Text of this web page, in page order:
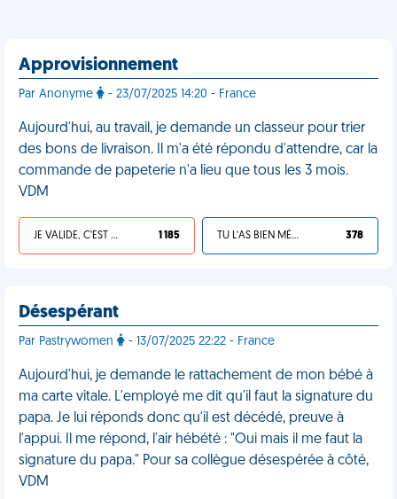
Approvisionnement
Par Anonyme - 23/07/2025 14:20 - France
Aujourd'hui, au travail, je demande un classeur pour trier
des bons de livraison. Il m'a été répondu d'attendre, car la
commande de papeterie n'a lieu que tous les 3 mois.
VDM
JE VALIDE, C'EST UNE VDM 1 185 TU L'AS BIEN MÉRITÉ 378
Désespérant
Par Pastrywomen - 13/07/2025 22:22 - France
Aujourd'hui, je demande le rattachement de mon bébé à
ma carte vitale. L'employé me dit qu'il faut la signature du
papa. Je lui réponds donc qu'il est décédé, preuve à
l'appui. Il me répond, l'air hébété : "Oui mais il me faut la
signature du papa." Pour sa collègue désespérée à côté,
VDM